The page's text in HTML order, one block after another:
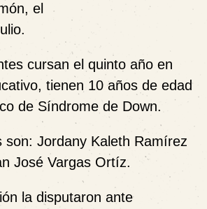
el
cursan el quinto año en
tienen 10 años de edad
de Síndrome de Down.
son: Jordany Kaleth Ramírez
José Vargas Ortíz.
la disputaron ante